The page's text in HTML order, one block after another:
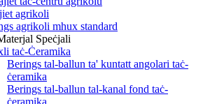
agrikoli
agrikoli mhux standard
Speċjali
taċ-Ċeramika
Berings tal-ballun ta' kuntatt angolari taċ-
ċeramika
Berings tal-ballun tal-kanal fond taċ-
ċeramika